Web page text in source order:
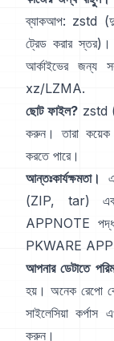
ব্যাকআপ: zstd
ট্রেড করার স্তর)।
আর্কাইভের জন্য
xz/LZMA.
ছোট ফাইল?zstd
করুন। তারা
করতে পারে।
আন্তঃকার্যক্ষমতা।
(ZIP, tar)
APPNOTE
PKWARE
আপনার ডেটাতে
হয়। অনেক রেপো
সাইলেসিয়া কর্পাস
করুন।